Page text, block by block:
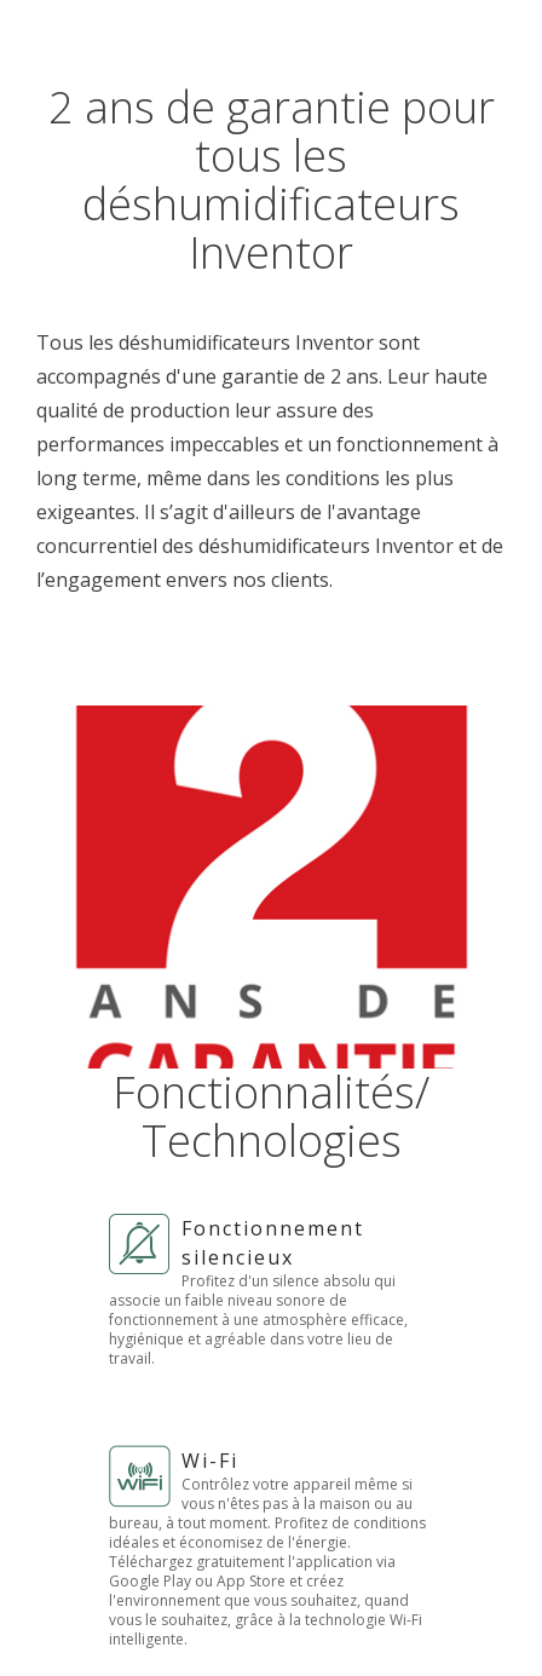
2 ans de garantie pour
tous les
déshumidificateurs
Inventor
Tous les déshumidificateurs Inventor sont
accompagnés d'une garantie de 2 ans. Leur haute
qualité de production leur assure des
performances impeccables et un fonctionnement à
long terme, même dans les conditions les plus
exigeantes. Il s’agit d'ailleurs de l'avantage
concurrentiel des déshumidificateurs Inventor et de
l’engagement envers nos clients.
Fonctionnalités/
Technologies
Fonctionnement
silencieux
Profitez d'un silence absolu qui
associe un faible niveau sonore de
fonctionnement à une atmosphère efficace,
hygiénique et agréable dans votre lieu de
travail.
Wi-Fi
Contrôlez votre appareil même si
vous n'êtes pas à la maison ou au
bureau, à tout moment. Profitez de conditions
idéales et économisez de l'énergie.
Téléchargez gratuitement l'application via
Google Play ou App Store et créez
l'environnement que vous souhaitez, quand
vous le souhaitez, grâce à la technologie Wi-Fi
intelligente.